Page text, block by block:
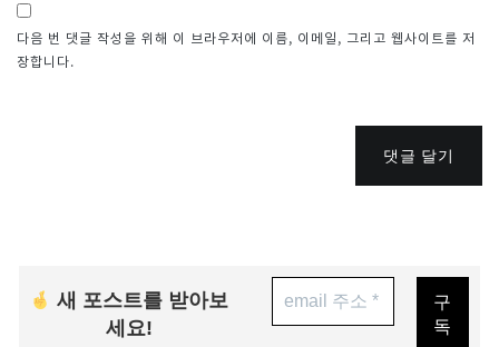
다음 번 댓글 작성을 위해 이 브라우저에 이름, 이메일, 그리고 웹사이트를 저
장합니다.
댓글 달기
새 포스트를 받아보
세요!